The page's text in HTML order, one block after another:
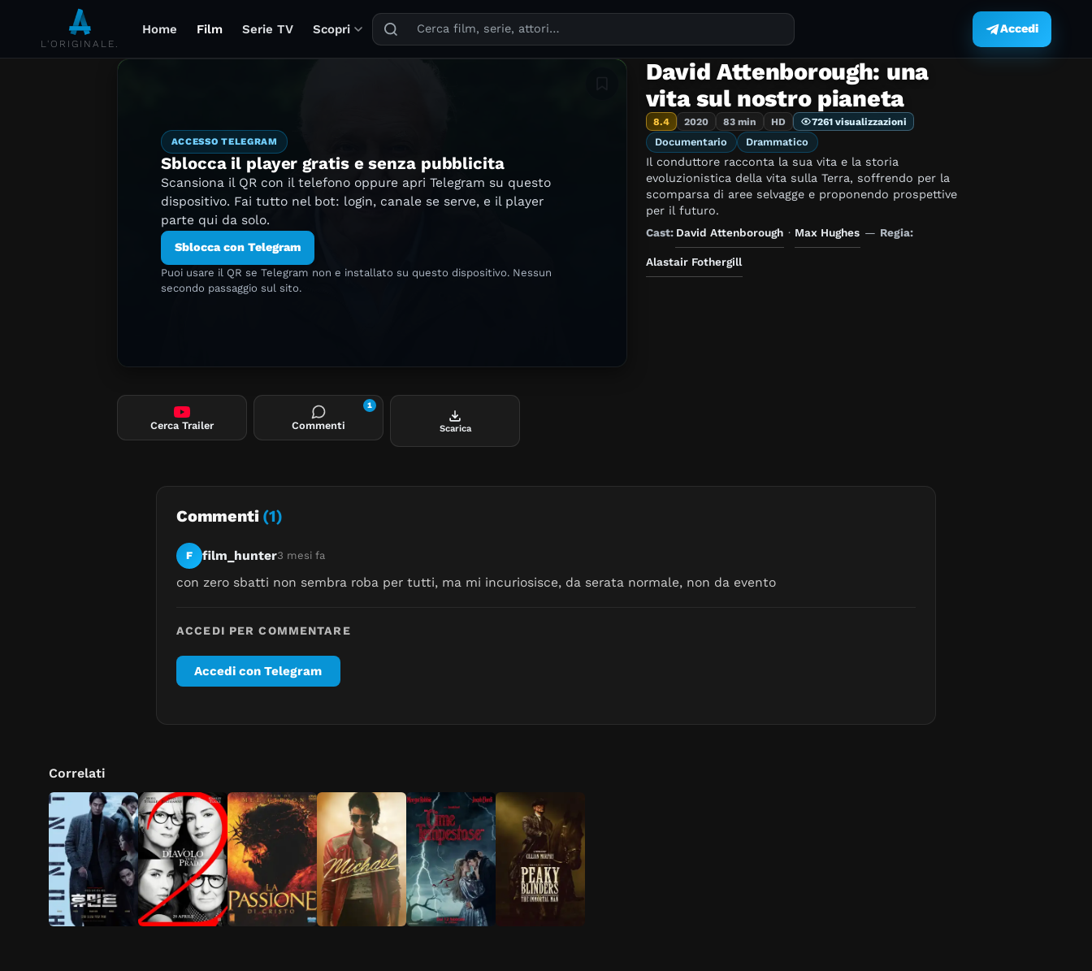
L'ORIGINALE.
Home Film Serie TV Scopri
Puoi cercare film, serie TV, attori, registi, generi e temi.
Accedi
ACCESSO TELEGRAM
Sblocca il player gratis e senza pubblicita
Scansiona il QR con il telefono oppure apri Telegram su questo
dispositivo. Fai tutto nel bot: login, canale se serve, e il player
parte qui da solo.
Sblocca con Telegram
Puoi usare il QR se Telegram non e installato su questo dispositivo. Nessun
secondo passaggio sul sito.
Aggiungi in lista
David Attenborough: una
vita sul nostro pianeta
8.4 2020 83 min HD 7261 visualizzazioni
Documentario Drammatico
Il conduttore racconta la sua vita e la storia
evoluzionistica della vita sulla Terra, soffrendo per la
scomparsa di aree selvagge e proponendo prospettive
per il futuro.
Cast: David Attenborough · Max Hughes — Regia:
Alastair Fothergill
Cerca Trailer Commenti
1
Scarica
Commenti (1)
F film_hunter3 mesi fa
con zero sbatti non sembra roba per tutti, ma mi incuriosisce, da serata normale, non da evento
ACCEDI PER COMMENTARE
Accedi con Telegram
Correlati